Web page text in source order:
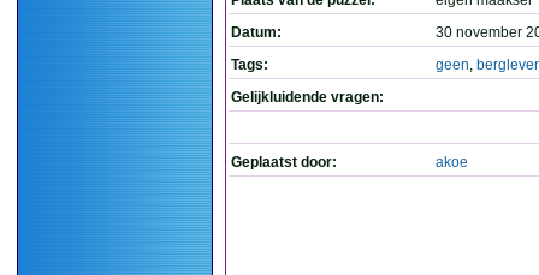
Datum:
30 november
Tags:
geen,
Gelijkluidende vragen:
Geplaatst door: akoe